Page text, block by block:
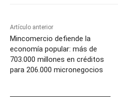
Artículo anterior
Mincomercio defiende la
economía popular: más de
703.000 millones en créditos
para 206.000 micronegocios